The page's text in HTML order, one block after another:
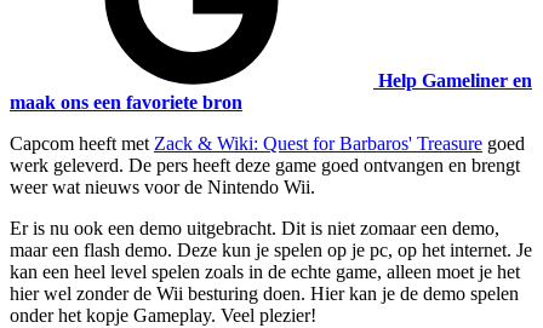
Help Gameliner en
maak ons een favoriete bron
Capcom heeft met Zack & Wiki: Quest for Barbaros' Treasure goed
werk geleverd. De pers heeft deze game goed ontvangen en brengt
weer wat nieuws voor de Nintendo Wii.
Er is nu ook een demo uitgebracht. Dit is niet zomaar een demo,
maar een flash demo. Deze kun je spelen op je pc, op het internet. Je
kan een heel level spelen zoals in de echte game, alleen moet je het
hier wel zonder de Wii besturing doen. Hier kan je de demo spelen
onder het kopje Gameplay. Veel plezier!